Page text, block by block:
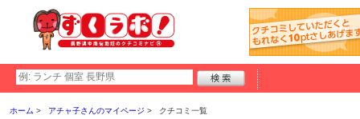
ホーム アチャ子さんのマイページ クチコミ一覧